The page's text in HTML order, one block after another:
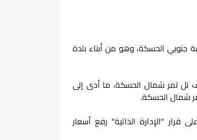
جنوبي الحسكة، وهو من أبناء بلدة
تمر شمال الحسكة، ما أدى إلى
شمال الحسكة.
قرار "الإدارة الذاتية" رفع أسعار